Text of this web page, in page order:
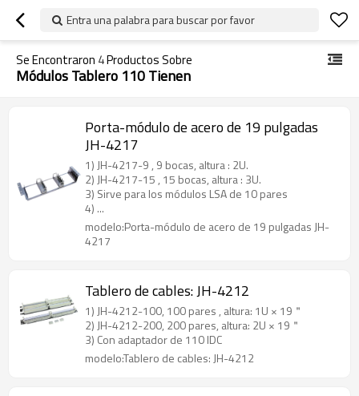
Entra una palabra para buscar por favor
Se Encontraron 4Productos Sobre
Módulos Tablero 110 Tienen
Porta-módulo de acero de 19 pulgadas
JH-4217
1) JH-4217-9 , 9 bocas, altura : 2U.
2) JH-4217-15 , 15 bocas, altura : 3U.
3) Sirve para los módulos LSA de 10 pares
4) ...
modelo:Porta-módulo de acero de 19 pulgadas JH-
4217
Tablero de cables: JH-4212
1) JH-4212-100, 100 pares , altura: 1U × 19＂
2) JH-4212-200, 200 pares, altura: 2U × 19＂
3) Con adaptador de 110 IDC
modelo:Tablero de cables: JH-4212